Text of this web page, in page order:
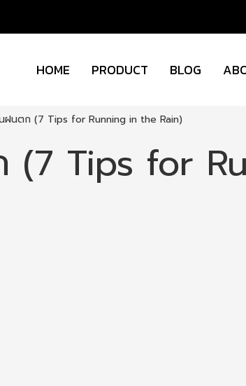
HOME PRODUCT BLOG
ฝนตก (7 Tips for Running in the Rain)
(7 Tips for